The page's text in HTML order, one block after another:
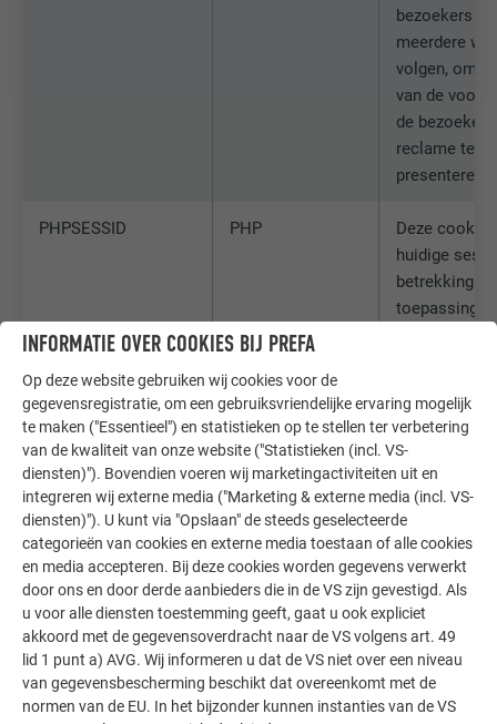
bezoekers op
meerdere
volgen, om
van de
de bezoeker
reclame te
presenteren.
PHPSESSID PHP
Deze cookie
huidige
betrekking
PHP-
gebaseerd
kunnen
weergegeven.
_pin_unauth Pinterest
Wordt door
gebruikt om
gebruik van
diensten te
INFORMATIE OVER COOKIES BIJ PREFA
Op deze website gebruiken wij cookies voor de
gegevensregistratie, om een gebruiksvriendelijke ervaring mogelijk
te maken ("Essentieel") en statistieken op te stellen ter verbetering
van de kwaliteit van onze website ("Statistieken (incl. VS-
diensten)"). Bovendien voeren wij marketingactiviteiten uit en
integreren wij externe media ("Marketing & externe media (incl. VS-
diensten)"). U kunt via "Opslaan" de steeds geselecteerde
categorieën van cookies en externe media toestaan of alle cookies
en media accepteren. Bij deze cookies worden gegevens verwerkt
door ons en door derde aanbieders die in de VS zijn gevestigd. Als
u voor alle diensten toestemming geeft, gaat u ook expliciet
akkoord met de gegevensoverdracht naar de VS volgens art. 49
lid 1 punt a) AVG. Wij informeren u dat de VS niet over een niveau
van gegevensbescherming beschikt dat overeenkomt met de
normen van de EU. In het bijzonder kunnen instanties van de VS